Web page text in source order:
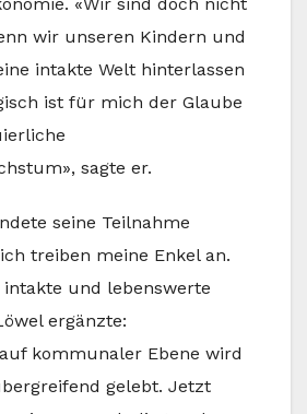
wir unseren Kindern und
intakte Welt hinterlassen
ist für mich der Glaube
sagte er.
seine Teilnahme
treiben meine Enkel an.
intakte und lebenswerte
ergänzte:
kommunaler Ebene wird
gelebt. Jetzt